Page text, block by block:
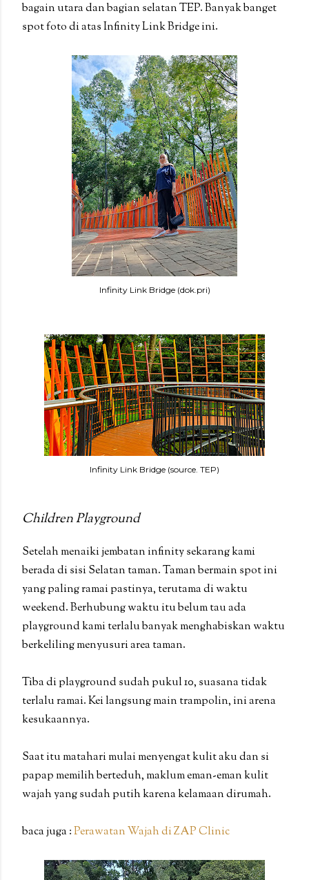
bagain utara dan bagian selatan TEP. Banyak banget
spot foto di atas Infinity Link Bridge ini.
Infinity Link Bridge (dok.pri)
Infinity Link Bridge (source. TEP)
Children Playground
Setelah menaiki jembatan infinity sekarang kami
berada di sisi Selatan taman. Taman bermain spot ini
yang paling ramai pastinya, terutama di waktu
weekend. Berhubung waktu itu belum tau ada
playground kami terlalu banyak menghabiskan waktu
berkeliling menyusuri area taman.
Tiba di playground sudah pukul 10, suasana tidak
terlalu ramai. Kei langsung main trampolin, ini arena
kesukaannya.
Saat itu matahari mulai menyengat kulit aku dan si
papap memilih berteduh, maklum eman-eman kulit
wajah yang sudah putih karena kelamaan dirumah.
baca juga :Perawatan Wajah di ZAP Clinic